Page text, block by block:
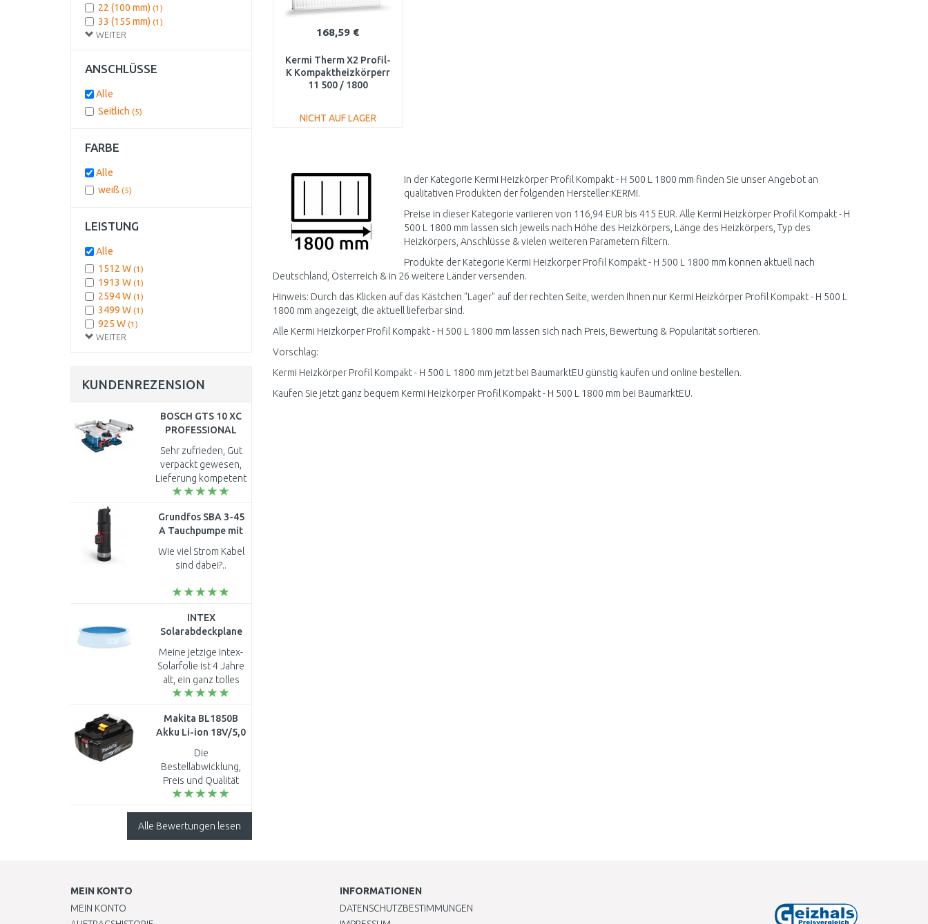
168,59 €
Kermi Therm X2 Profil-
K Kompaktheizkörperr
11 500 / 1800
NICHT AUF LAGER
Vergleichen
In der Kategorie Kermi Heizkörper Profil Kompakt - H 500 L 1800 mm finden Sie unser Angebot an
qualitativen Produkten der folgenden Hersteller:KERMI.
Preise in dieser Kategorie variieren von 116,94 EUR bis 415 EUR. Alle Kermi Heizkörper Profil Kompakt - H
500 L 1800 mm lassen sich jeweils nach Höhe des Heizkörpers, Länge des Heizkörpers, Typ des
Heizkörpers, Anschlüsse & vielen weiteren Parametern filtern.
Produkte der Kategorie Kermi Heizkörper Profil Kompakt - H 500 L 1800 mm können aktuell nach
Deutschland, Österreich & in 26 weitere Länder versenden.
Hinweis: Durch das Klicken auf das Kästchen "Lager" auf der rechten Seite, werden Ihnen nur Kermi Heizkörper Profil Kompakt - H 500 L
1800 mm angezeigt, die aktuell lieferbar sind.
Alle Kermi Heizkörper Profil Kompakt - H 500 L 1800 mm lassen sich nach Preis, Bewertung & Popularität sortieren.
Vorschlag:
Kermi Heizkörper Profil Kompakt - H 500 L 1800 mm jetzt bei BaumarktEU günstig kaufen und online bestellen.
Kaufen Sie jetzt ganz bequem Kermi Heizkörper Profil Kompakt - H 500 L 1800 mm bei BaumarktEU.
WEITER
22 (100 mm) (1)
33 (155 mm) (1)
ANSCHLÜSSE
Alle
Seitlich (5)
FARBE
Alle
weiß (5)
LEISTUNG
WEITER
Alle
1512 W (1)
1913 W (1)
2594 W (1)
3499 W (1)
925 W (1)
KUNDENREZENSION
BOSCH GTS 10 XC
PROFESSIONAL
Tischsäge
0601B30400
Sehr zufrieden, Gut
verpackt gewesen,
Lieferung kompetent
durch Spedition
Kreissäge hält auf
jeden Fall was sie
verspricht, ..
Grundfos SBA 3-45
A Tauchpumpe mit
Schwimmer
92713068
Wie viel Strom Kabel
sind dabei?..
INTEX
Solarabdeckplane
28015
Meine jetzige Intex-
Solarfolie ist 4 Jahre
alt, ein ganz tolles
Produkt. Leider
letzte starke Hagel
beschädigt, und so ..
Makita BL1850B
Akku Li-ion 18V/5,0
Die
Bestellabwicklung,
Preis und Qualität
sind optimal...
Alle Bewertungen lesen
MEIN KONTO
MEIN KONTO
INFORMATIONEN
DATENSCHUTZBESTIMMUNGEN